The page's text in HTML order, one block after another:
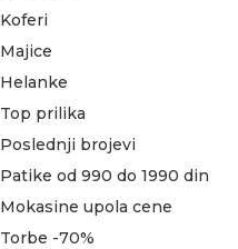
Koferi
Majice
Helanke
Top prilika
Poslednji brojevi
Patike od 990 do 1990 din
Mokasine upola cene
Torbe -70%